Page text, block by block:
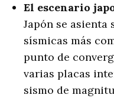
El escenario
Japón se asienta
sísmicas más
punto de
varias placas
sismo de